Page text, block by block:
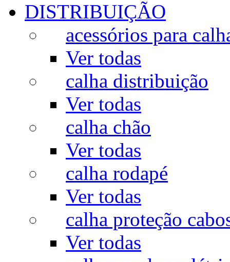
DISTRIBUIÇÃO
acessórios para
Ver todas
calha distribuição
Ver todas
calha chão
Ver todas
calha rodapé
Ver todas
calha proteção
Ver todas